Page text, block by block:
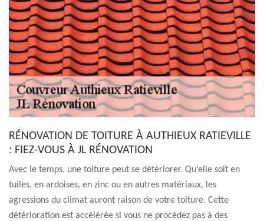
RÉNOVATION DE TOITURE À AUTHIEUX RATIEVILLE
: FIEZ-VOUS À JL RÉNOVATION
Avec le temps, une toiture peut se détériorer. Qu’elle soit en
tuiles, en ardoises, en zinc ou en autres matériaux, les
agressions du climat auront raison de votre toiture. Cette
détérioration est accélérée si vous ne procédez pas à des